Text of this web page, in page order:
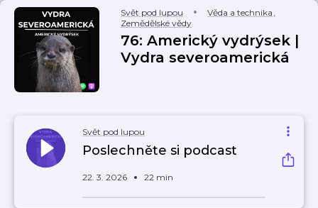
Svět pod lupou Věda a technika,
Zemědělské vědy
76: Americký vydrýsek |
Vydra severoamerická
Svět pod lupou
Poslechněte si podcast
22. 3. 2026 22 min